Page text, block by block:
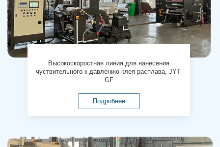
Высокоскоростная линия для нанесения
чуствительного к давлению клея расплава, JYT-
GF
Подробнее